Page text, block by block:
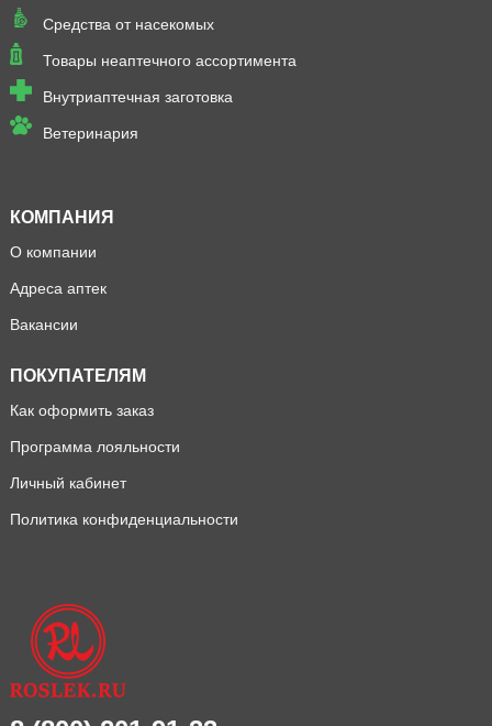
Средства от насекомых
Товары неаптечного ассортимента
Внутриаптечная заготовка
Ветеринария
КОМПАНИЯ
О компании
Адреса аптек
Вакансии
ПОКУПАТЕЛЯМ
Как оформить заказ
Программа лояльности
Личный кабинет
Политика конфиденциальности